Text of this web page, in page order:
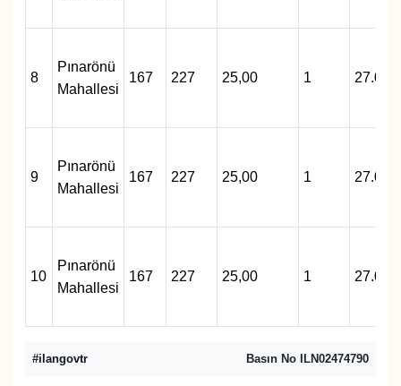
8
Pınarönü
Mahallesi
167 227 25,00 1
9
Pınarönü
Mahallesi
167 227 25,00 1
10
Pınarönü
Mahallesi
167 227 25,00 1
#ilangovtr Basın No ILN02474790